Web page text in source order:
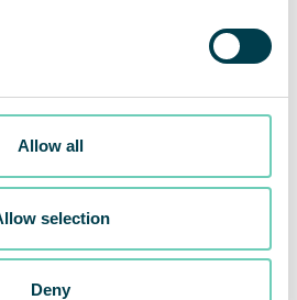
Allow all
selection
Deny
behov av hjälp med
underhåll ser ut, samt
övervakning av luftkvalitet,
är viktigt för att
och säkerställa en konstant